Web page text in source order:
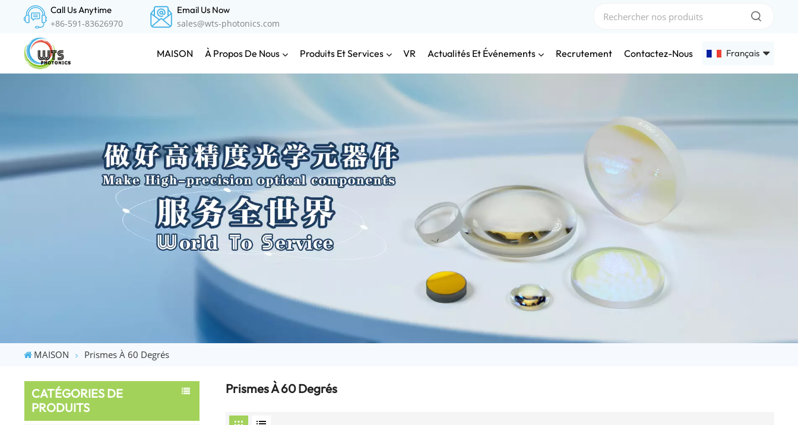
Call Us Anytime
+86-591-83626970
Email Us Now
sales@wts-photonics.com
MAISON À Propos De Nous Produits Et Services VR Actualités Et Événements Recrutement Contactez-Nous Français
中文
MAISON Prismes À 60 Degrés
CATÉGORIES DE
PRODUITS
Prismes À 60 Degrés